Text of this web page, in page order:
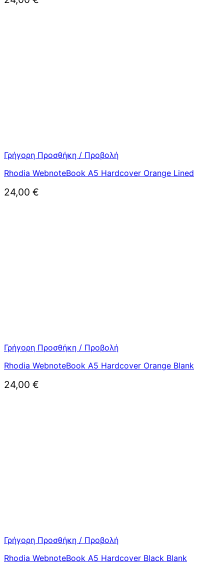
Γρήγορη Προσθήκη / Προβολή
Rhodia WebnoteBook A5 Hardcover Orange Lined
24,00 €
Γρήγορη Προσθήκη / Προβολή
Rhodia WebnoteBook A5 Hardcover Orange Blank
24,00 €
Γρήγορη Προσθήκη / Προβολή
Rhodia WebnoteBook A5 Hardcover Black Blank